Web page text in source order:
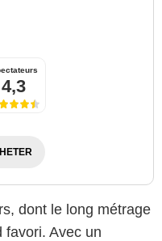
4,3
dont le long métrage
favori. Avec un